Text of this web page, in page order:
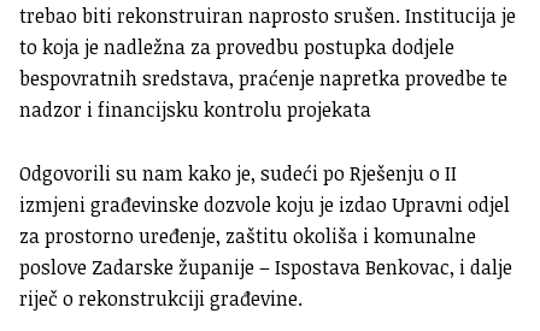
trebao biti rekonstruiran naprosto srušen. Institucija je
to koja je nadležna za provedbu postupka dodjele
bespovratnih sredstava, praćenje napretka provedbe te
nadzor i financijsku kontrolu projekata
Odgovorili su nam kako je, sudeći po Rješenju o II
izmjeni građevinske dozvole koju je izdao Upravni odjel
za prostorno uređenje, zaštitu okoliša i komunalne
poslove Zadarske županije – Ispostava Benkovac, i dalje
riječ o rekonstrukciji građevine.